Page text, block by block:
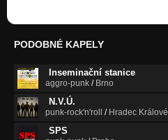
PODOBNÉ KAPELY
Inseminační stanice
aggro-punk / Brno
N.V.Ú.
punk-rock'n'roll / Hradec Králové
SPS